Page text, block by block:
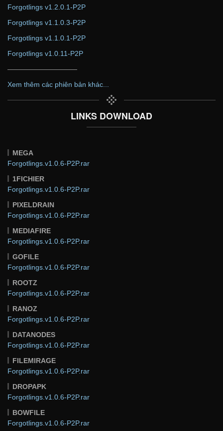
Forgotlings v1.2.0.1-P2P
Forgotlings v1.1.0.3-P2P
Forgotlings v1.1.0.1-P2P
Forgotlings v1.0.11-P2P
——————————
Xem thêm các phiên bản khác...
LINKS DOWNLOAD
MEGA
Forgotlings.v1.0.6-P2P.rar
1FICHIER
Forgotlings.v1.0.6-P2P.rar
PIXELDRAIN
Forgotlings.v1.0.6-P2P.rar
MEDIAFIRE
Forgotlings.v1.0.6-P2P.rar
GOFILE
Forgotlings.v1.0.6-P2P.rar
ROOTZ
Forgotlings.v1.0.6-P2P.rar
RANOZ
Forgotlings.v1.0.6-P2P.rar
DATANODES
Forgotlings.v1.0.6-P2P.rar
FILEMIRAGE
Forgotlings.v1.0.6-P2P.rar
DROPAPK
Forgotlings.v1.0.6-P2P.rar
BOWFILE
Forgotlings.v1.0.6-P2P.rar